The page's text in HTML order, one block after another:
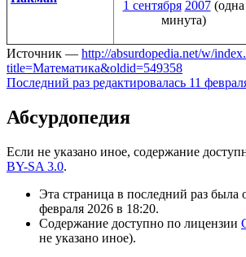
1 сентября 2007(одна
минута)
Источник — http://absurdopedia.net/w/
title=Математика&oldid=549358
Последний раз редактировалась 11
Абсурдопедия
Если не указано иное, содержание
BY-SA 3.0.
Эта страница в последний раз была
февраля 2026 в 18:20.
Содержание доступно по лицензии
не указано иное).